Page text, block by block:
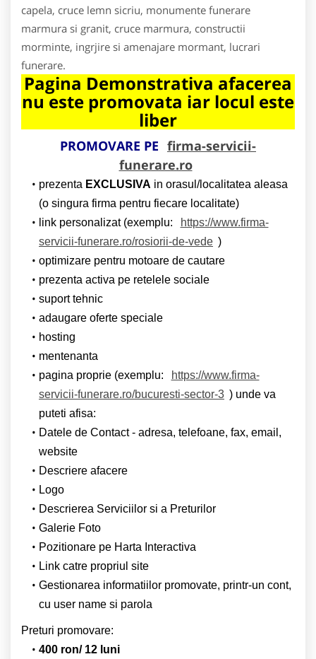
capela, cruce lemn sicriu, monumente funerare
marmura si granit, cruce marmura, constructii
morminte, ingrjire si amenajare mormant, lucrari
funerare.
Pagina Demonstrativa afacerea
nu este promovata iar locul este
liber
PROMOVARE PE firma-servicii-
funerare.ro
prezenta EXCLUSIVA in orasul/localitatea aleasa
(o singura firma pentru fiecare localitate)
link personalizat (exemplu:
https://www.firma-
servicii-funerare.ro/rosiorii-de-vede )
optimizare pentru motoare de cautare
prezenta activa pe retelele sociale
suport tehnic
adaugare oferte speciale
hosting
mentenanta
pagina proprie (exemplu:
https://www.firma-
servicii-funerare.ro/bucuresti-sector-3 ) unde va
puteti afisa:
Datele de Contact - adresa, telefoane, fax, email,
website
Descriere afacere
Logo
Descrierea Serviciilor si a Preturilor
Galerie Foto
Pozitionare pe Harta Interactiva
Link catre propriul site
Gestionarea informatiilor promovate, printr-un cont,
cu user name si parola
Preturi promovare:
400 ron/ 12 luni